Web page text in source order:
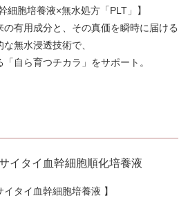
細胞培養液×無水処方「PLT」】
有用成分と、その真価を瞬時に届ける
な無水浸透技術で、
自ら育つチカラ」をサポート。
イタイ血幹細胞順化培養液
タイ血幹細胞培養液 】